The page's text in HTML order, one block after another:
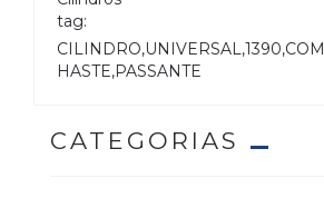
tag:
CILINDRO,UNIVERSAL,1390,COM
HASTE,PASSANTE
CATEGORIAS